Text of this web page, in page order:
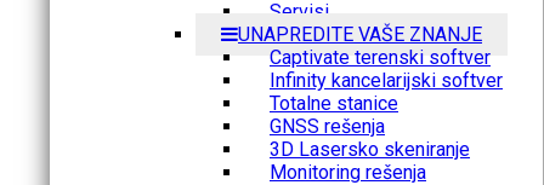
Servisi
UNAPREDITE VAŠE ZNANJE
Captivate terenski softver
Infinity kancelarijski softver
Totalne stanice
GNSS rešenja
3D Lasersko skeniranje
Monitoring rešenja